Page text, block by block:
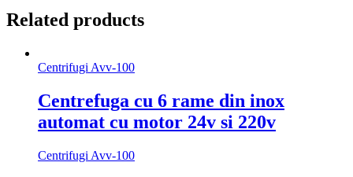
zincata
Related products
Centrifugi Avv-100
Centrefuga cu 6 rame din inox
automat сu motor 24v si 220v
Centrifugi Avv-100